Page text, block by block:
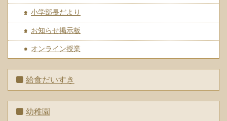
小学部長だより
お知らせ掲示板
オンライン授業
給食だいすき
幼稚園